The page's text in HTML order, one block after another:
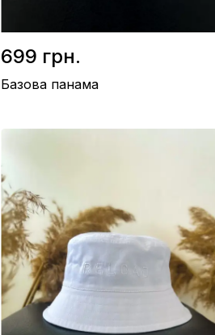
699 грн.
Базова панама
Колір / Синій